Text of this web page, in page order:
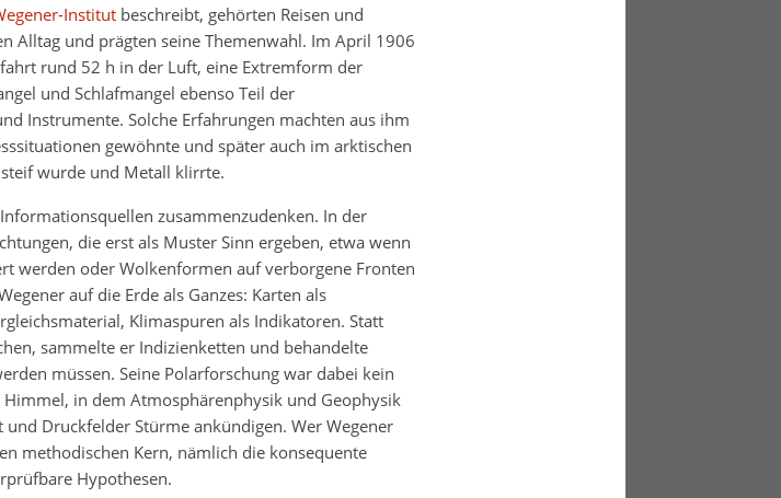
Institutbeschreibt, gehörten Reisen und
Alltag und prägten seine Themenwahl. Im April 1906
rund 52 h in der Luft, eine Extremform der
und Schlafmangel ebenso Teil der
Instrumente. Solche Erfahrungen machten aus ihm
gewöhnte und später auch im arktischen
wurde und Metall klirrte.
zusammenzudenken. In der
die erst als Muster Sinn ergeben, etwa wenn
werden oder Wolkenformen auf verborgene Fronten
auf die Erde als Ganzes: Karten als
Klimaspuren als Indikatoren. Statt
sammelte er Indizienketten und behandelte
müssen. Seine Polarforschung war dabei kein
in dem Atmosphärenphysik und Geophysik
Druckfelder Stürme ankündigen. Wer Wegener
methodischen Kern, nämlich die konsequente
Hypothesen.